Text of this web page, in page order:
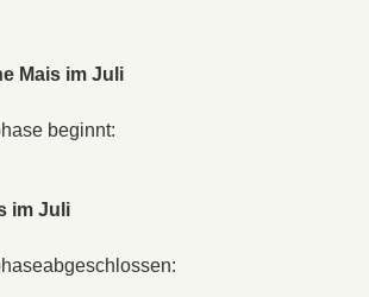
Mais im Juli
beginnt:
im Juli